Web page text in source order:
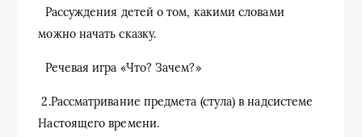
Рассуждения детей о том, какими словами
можно начать сказку.
Речевая игра «Что? Зачем?»
2.Рассматривание предмета (стула) в надсистеме
Настоящего времени.